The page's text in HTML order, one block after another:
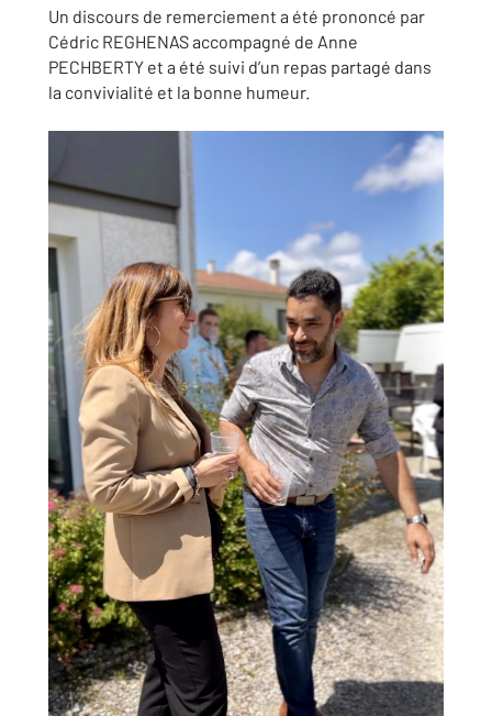
Un discours de remerciement a été prononcé par
Cédric REGHENAS accompagné de Anne
PECHBERTY et a été suivi d’un repas partagé dans
la convivialité et la bonne humeur.